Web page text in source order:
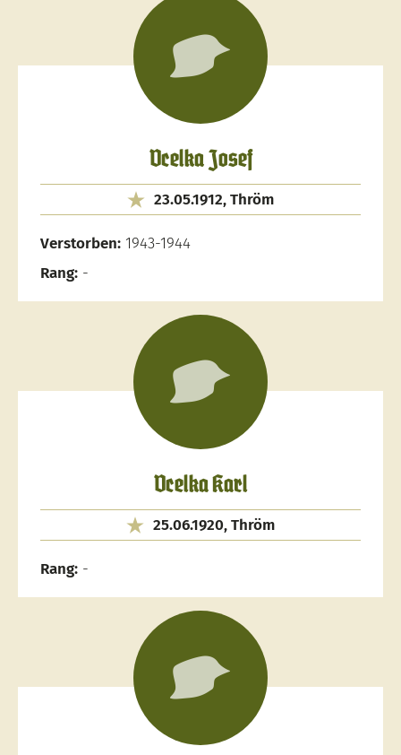
Vcelka Josef
23.05.1912, Thröm
Verstorben: 1943-1944
Rang: -
Vcelka Karl
25.06.1920, Thröm
Rang: -